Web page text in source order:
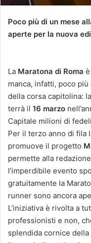
Poco più di un mese
aperte per la nuova
La Maratona di Roma
manca, infatti, poco
della corsa capitolina:
terrà il 16 marzo
Capitale milioni di
Per il terzo anno di fila
promuove il progetto
permette alla
l’imperdibile evento
gratuitamente la
runner sono ancora
L’iniziativa è rivolta a
professionisti e non,
splendida cornice